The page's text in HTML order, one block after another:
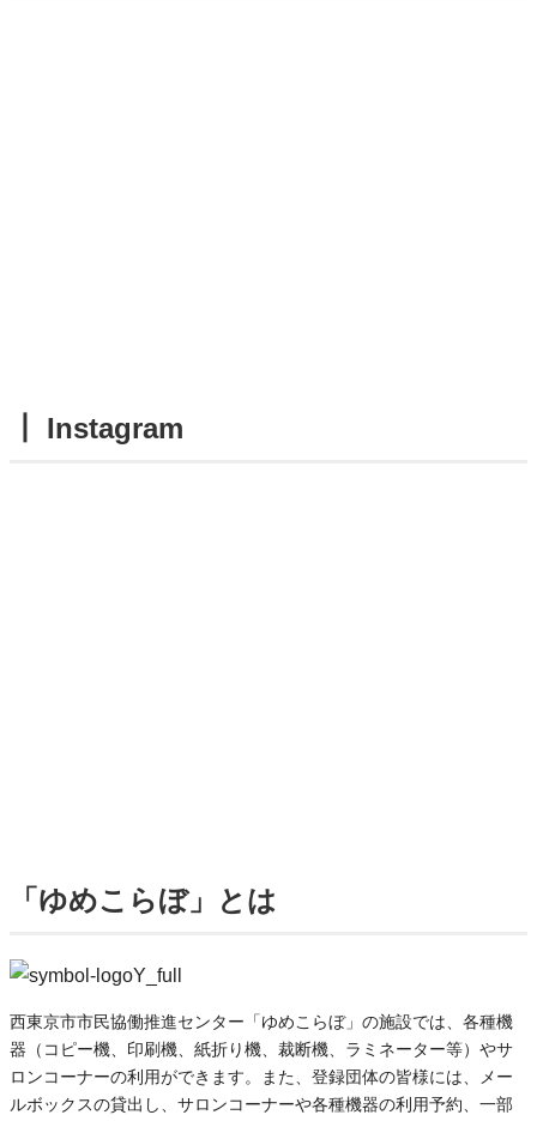
┃ Instagram
「ゆめこらぼ」とは
西東京市市民協働推進センター「ゆめこらぼ」の施設では、各種機
器（コピー機、印刷機、紙折り機、裁断機、ラミネーター等）やサ
ロンコーナーの利用ができます。また、登録団体の皆様には、メー
ルボックスの貸出し、サロンコーナーや各種機器の利用予約、一部